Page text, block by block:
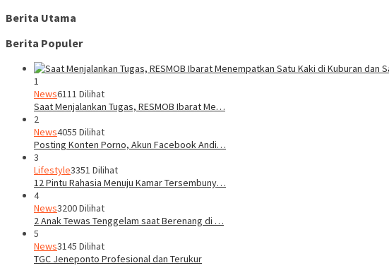
Berita Utama
Berita Populer
1
News6111 Dilihat
Saat Menjalankan Tugas, RESMOB Ibarat Me…
2
News4055 Dilihat
Posting Konten Porno, Akun Facebook Andi…
3
Lifestyle3351 Dilihat
12 Pintu Rahasia Menuju Kamar Tersembuny…
4
News3200 Dilihat
2 Anak Tewas Tenggelam saat Berenang di …
5
News3145 Dilihat
TGC Jeneponto Profesional dan Terukur